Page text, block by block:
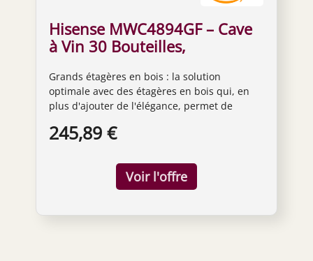
Hisense MWC4894GF – Cave
à Vin 30 Bouteilles,
Anti-UV, Étagères en Bois,
Écran Tactile, Éclairage LED,
Année 2023
Grands étagères en bois : la solution
optimale avec des étagères en bois qui, en
plus d'ajouter de l'élégance, permet de
position pour une conservation optimale du
faible niveau de bruit (39 dB) et de faibles
vibrations, un détail essentiel pour garantir
un terrain de stockage adapté au vin Verre
245,89 €